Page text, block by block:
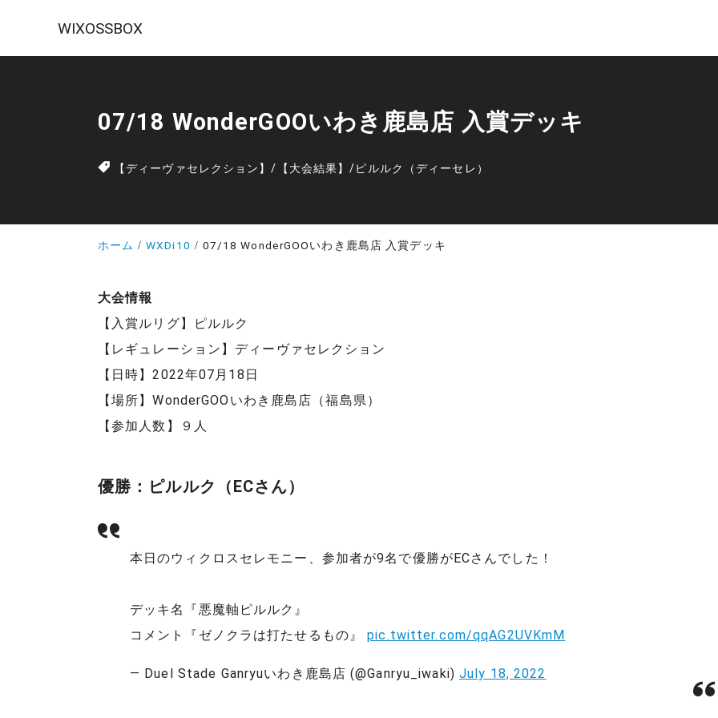
WIXOSSBOX
07/18 WonderGOOいわき鹿島店 入賞デッキ
【ディーヴァセレクション】/ 【大会結果】/ピルルク（ディーセレ）
ホーム WXDi10 07/18 WonderGOOいわき鹿島店 入賞デッキ
大会情報
【入賞ルリグ】ピルルク
【レギュレーション】ディーヴァセレクション
【日時】2022年07月18日
【場所】WonderGOOいわき鹿島店（福島県）
【参加人数】９人
優勝：ピルルク（ECさん）
本日のウィクロスセレモニー、参加者が9名で優勝がECさんでした！
デッキ名『悪魔軸ピルルク』
コメント『ゼノクラは打たせるもの』pic.twitter.com/qqAG2UVKmM
— Duel Stade Ganryuいわき鹿島店 (@Ganryu_iwaki)July 18, 2022